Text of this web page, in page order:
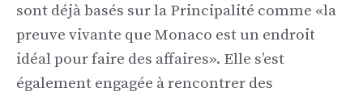
sont déjà basés sur la Principalité comme «la
preuve vivante que Monaco est un endroit
idéal pour faire des affaires». Elle s’est
également engagée à rencontrer des